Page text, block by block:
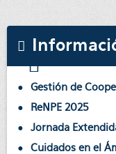
Gestión de
ReNPE 2025
Jornada
Cuidados en el